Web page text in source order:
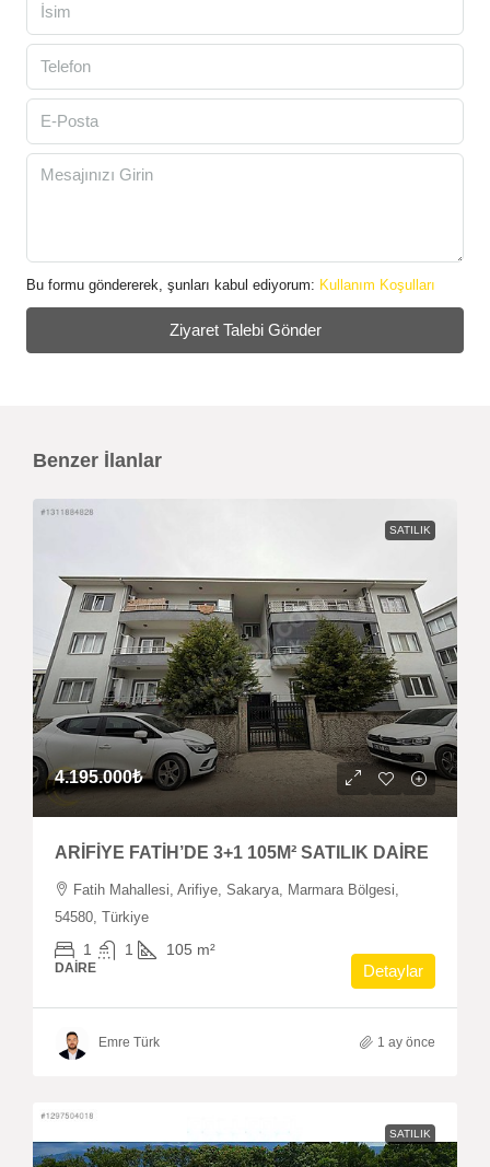
Bu formu göndererek, şunları kabul ediyorum: Kullanım Koşulları
Ziyaret Talebi Gönder
Benzer İlanlar
SATILIK
4.195.000₺
ARİFİYE FATİH’DE 3+1 105M² SATILIK DAİRE
Fatih Mahallesi, Arifiye, Sakarya, Marmara Bölgesi,
54580, Türkiye
1 1 105 m²
DAIRE Detaylar
Emre Türk 1 ay önce
SATILIK